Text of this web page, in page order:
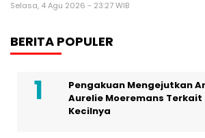
Selasa, 4 Agu 2026 - 23:27 WIB
BERITA POPULER
Pengakuan Mengejutkan
Aurelie Moeremans
Kecilnya